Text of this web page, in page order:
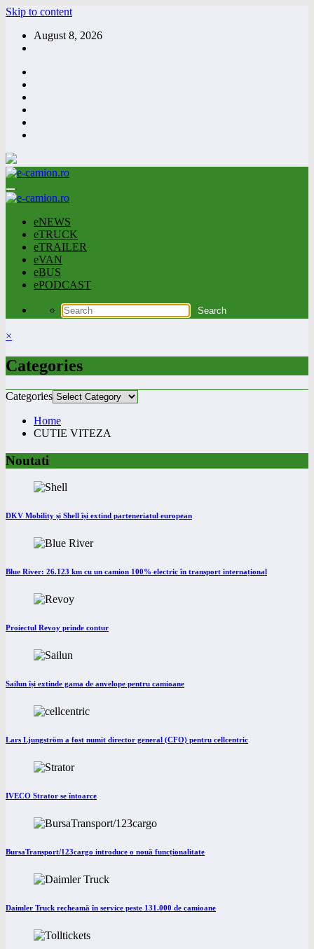
Skip to content
August 8, 2026
eNEWS
eTRUCK
eTRAILER
eVAN
eBUS
ePODCAST
×
Categories
Categories
Home
CUTIE VITEZA
Noutati
DKV Mobility și Shell își extind parteneriatul european
Blue River: 26.123 km cu un camion 100% electric în transport internațional
Proiectul Revoy prinde contur
Sailun își extinde gama de anvelope pentru camioane
Lars Ljungström a fost numit director general (CFO) pentru cellcentric
IVECO Strator se întoarce
BursaTransport/123cargo introduce o nouă funcționalitate
Daimler Truck recheamă în service peste 131.000 de camioane